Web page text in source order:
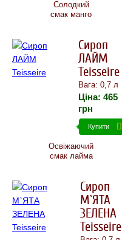
Солодкий
смак манго
Сироп
ЛАЙМ
Teisseire
Вага: 0,7 л
Ціна: 465
грн
Купити
Освіжаючий
смак лайма
Сироп
М`ЯТА
ЗЕЛЕНА
Teisseire